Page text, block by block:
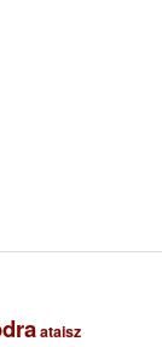
ataisz